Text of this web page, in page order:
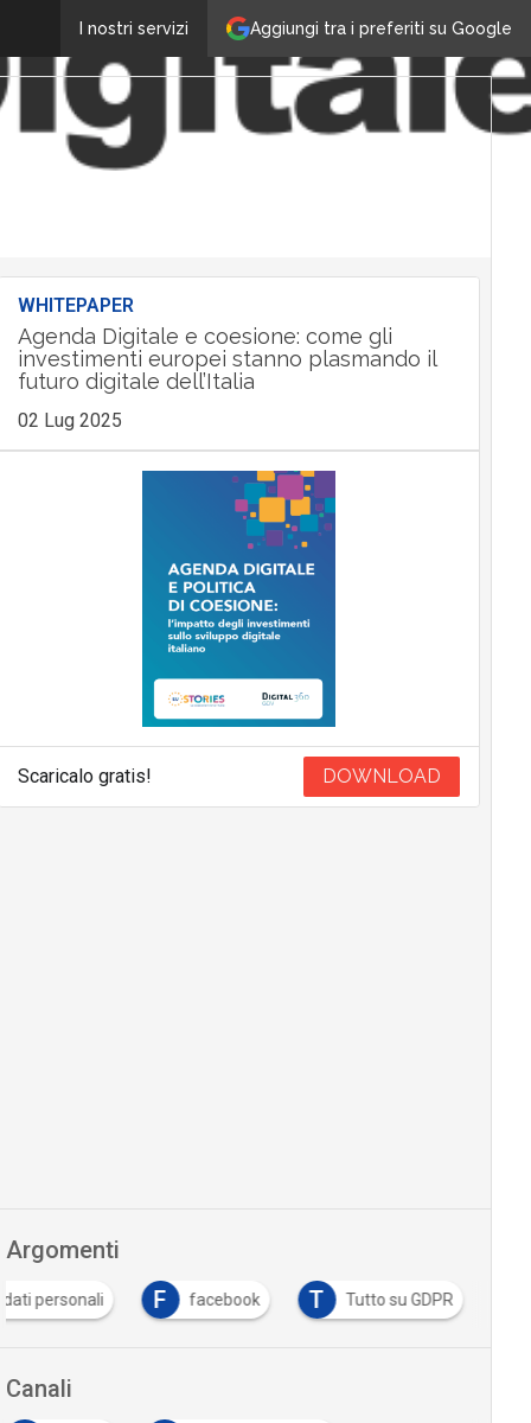
Aggiungi tra i preferiti su Google
I nostri servizi
WHITEPAPER
Agenda Digitale e coesione: come gli
investimenti europei stanno plasmando il
futuro digitale dell’Italia
02 Lug 2025
Scaricalo gratis! DOWNLOAD
Argomenti
dati personali F facebook T Tutto su GDPR
Canali